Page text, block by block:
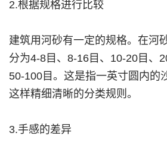
2.根据规格进行比较
建筑用河砂有一定的规格。在河
分为4-8目、8-16目、10-20目、
50-100目。这是指一英寸圆内的
这样精细清晰的分类规则。
3.手感的差异